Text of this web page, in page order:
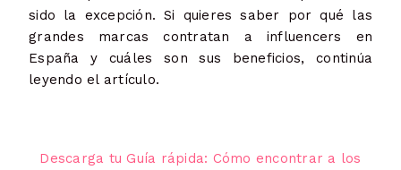
sido la excepción. Si quieres saber por qué las
grandes marcas contratan a influencers en
España y cuáles son sus beneficios, continúa
leyendo el artículo.
Descarga tu Guía rápida: Cómo encontrar a los